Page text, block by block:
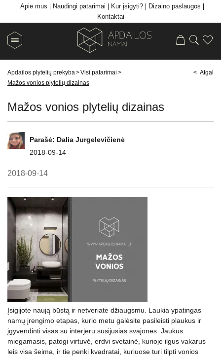
Apie mus Naudingi patarimai Kur įsigyti?
Dizaino paslaugos
Kontaktai
Apdailos plytelių prekyba >Visi patarimai >
Mažos vonios plytelių dizainas
< Atgal
Mažos vonios plytelių dizainas
Parašė: Dalia Jurgelevičienė
2018-09-14
2018-09-14
Įsigijote naują būstą ir netveriate džiaugsmu. Laukia ypatingas
namų įrengimo etapas, kurio metu galėsite pasileisti plaukus ir
įgyvendinti visas su interjeru susijusias svajones. Jaukus
miegamasis, patogi virtuvė, erdvi svetainė, kurioje ilgus vakarus
leis visa šeima, ir tie penki kvadratai, kuriuose turi tilpti vonios